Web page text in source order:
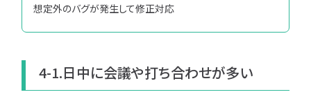
想定外のバグが発生して修正対応
4-1.日中に会議や打ち合わせが多い